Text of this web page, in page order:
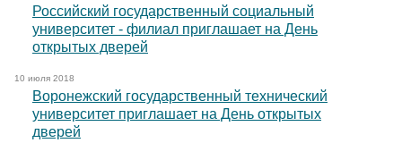
Российский государственный социальный
университет - филиал приглашает на День
открытых дверей
10 июля 2018
Воронежский государственный технический
университет приглашает на День открытых
дверей